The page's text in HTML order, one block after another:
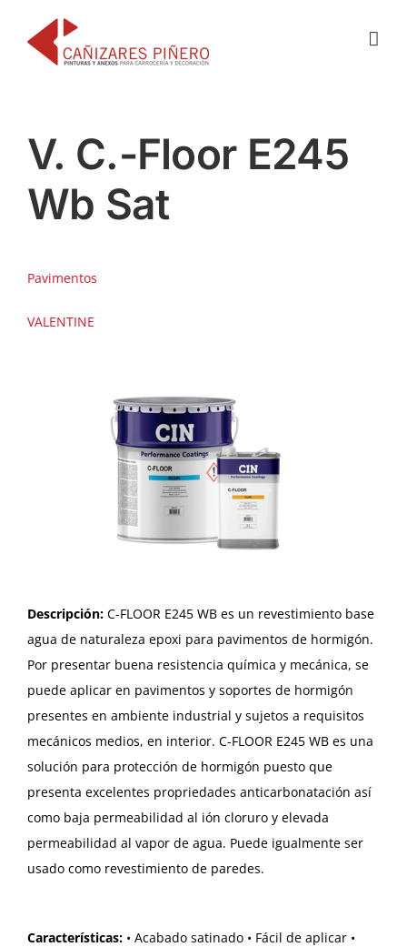
contenido
V. C.-Floor E245
Wb Sat
Pavimentos
VALENTINE
Descripción: C-FLOOR E245 WB es un revestimiento base
agua de naturaleza epoxi para pavimentos de hormigón.
Por presentar buena resistencia química y mecánica, se
puede aplicar en pavimentos y soportes de hormigón
presentes en ambiente industrial y sujetos a requisitos
mecánicos medios, en interior. C-FLOOR E245 WB es una
solución para protección de hormigón puesto que
presenta excelentes propriedades anticarbonatación así
como baja permeabilidad al ión cloruro y elevada
permeabilidad al vapor de agua. Puede igualmente ser
usado como revestimiento de paredes.
Características: • Acabado satinado • Fácil de aplicar •